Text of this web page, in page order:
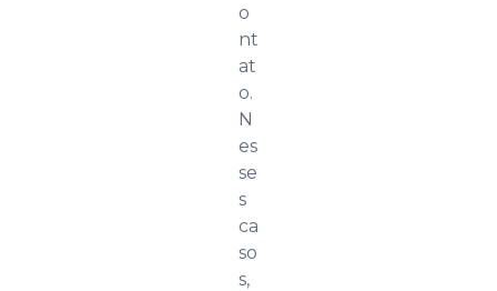
o
nt
at
o.
N
es
se
s
ca
so
s,